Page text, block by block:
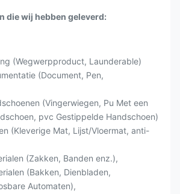
die wij hebben geleverd:
(Wegwerpproduct, Launderable)
(Document, Pen,
(Vingerwiegen, Pu Met een
pvc Gestippelde Handschoen)
(Kleverige Mat, Lijst/Vloermat, anti-
(Zakken, Banden enz.),
(Bakken, Dienbladen,
Automaten),